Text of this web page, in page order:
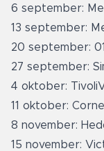
6 september:
13 september:
20 september:
27 september:
4 oktober:
11 oktober:
8 november:
15 november: